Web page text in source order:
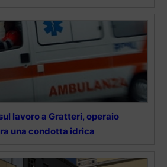
lavoro a Gratteri, operaio
una condotta idrica